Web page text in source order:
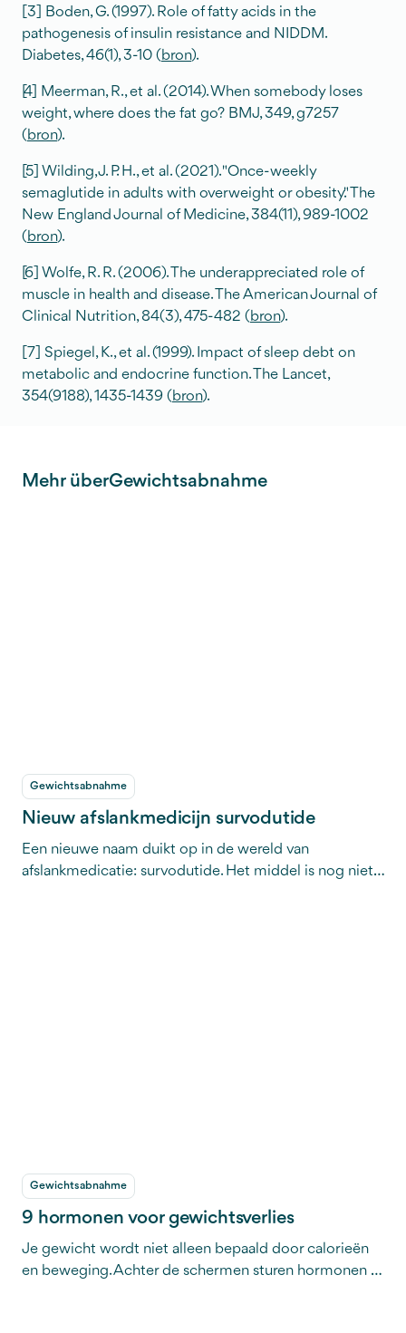
[3] Boden, G. (1997). Role of fatty acids in the
pathogenesis of insulin resistance and NIDDM.
Diabetes, 46(1), 3-10 ( bron).
[4] Meerman, R., et al. (2014). When somebody loses
weight, where does the fat go? BMJ, 349, g7257
( bron).
[5] Wilding, J. P. H., et al. (2021). "Once-weekly
semaglutide in adults with overweight or obesity." The
New England Journal of Medicine, 384(11), 989-1002
( bron).
[6] Wolfe, R. R. (2006). The underappreciated role of
muscle in health and disease. The American Journal of
Clinical Nutrition, 84(3), 475-482 ( bron).
[7] Spiegel, K., et al. (1999). Impact of sleep debt on
metabolic and endocrine function. The Lancet,
354(9188), 1435-1439 ( bron).
Mehr überGewichtsabnahme
Gewichtsabnahme
Nieuw afslankmedicijn survodutide
Een nieuwe naam duikt op in de wereld van
afslankmedicatie: survodutide. Het middel is nog niet
Gewichtsabnahme
9 hormonen voor gewichtsverlies
Je gewicht wordt niet alleen bepaald door calorieën
en beweging. Achter de schermen sturen hormonen je